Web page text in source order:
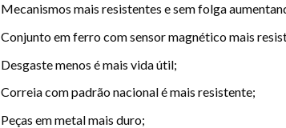
Mecanismos mais resistentes e sem folga
Conjunto em ferro com sensor magnético mais
Desgaste menos é mais vida útil;
Correia com padrão nacional é mais resistente;
Peças em metal mais duro;